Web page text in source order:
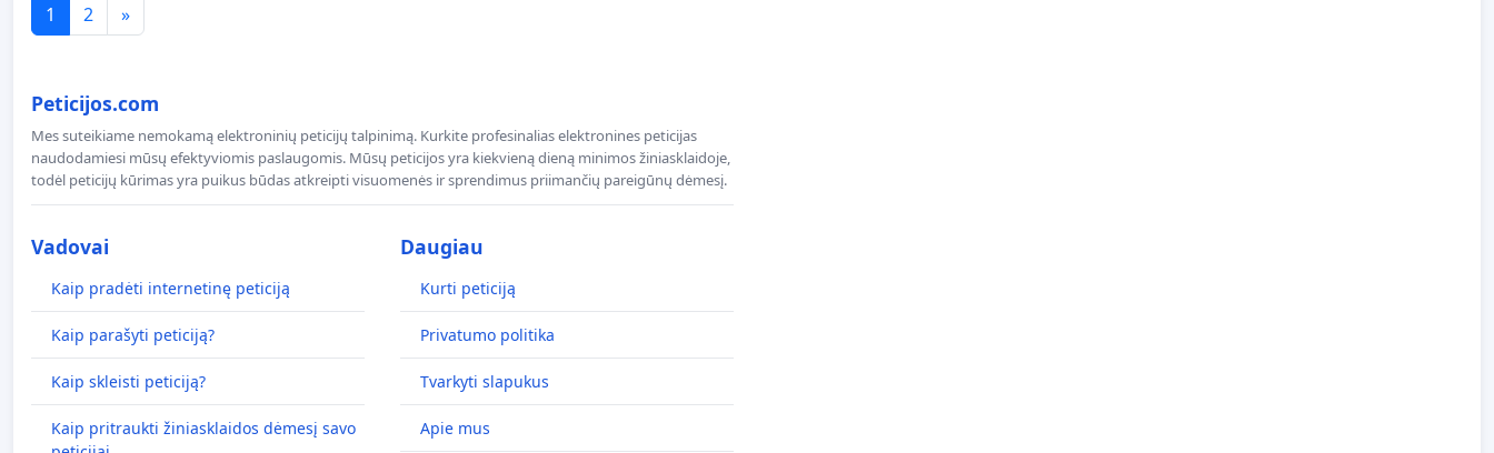
1 2 »
Peticijos.com
Mes suteikiame nemokamą elektroninių peticijų talpinimą. Kurkite profesinalias elektronines peticijas
naudodamiesi mūsų efektyviomis paslaugomis. Mūsų peticijos yra kiekvieną dieną minimos žiniasklaidoje,
todėl peticijų kūrimas yra puikus būdas atkreipti visuomenės ir sprendimus priimančių pareigūnų dėmesį.
Vadovai
Kaip pradėti internetinę peticiją
Kaip parašyti peticiją?
Kaip skleisti peticiją?
Kaip pritraukti žiniasklaidos dėmesį savo
Daugiau
Kurti peticiją
Privatumo politika
Tvarkyti slapukus
Apie mus